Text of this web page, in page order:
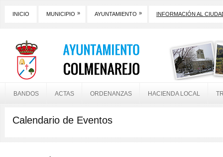
INICIO MUNICIPIO » AYUNTAMIENTO » INFORMACIÓN AL
BANDOS ACTAS ORDENANZAS HACIENDA LOCAL
Calendario de Eventos